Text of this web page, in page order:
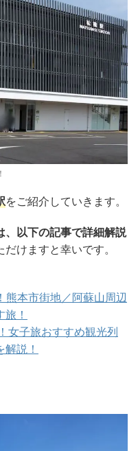
をご紹介していきます。
、以下の記事で詳細解説
けますと幸いです。
熊本市街地／阿蘇山周辺
！
女子旅おすすめ観光列
説！